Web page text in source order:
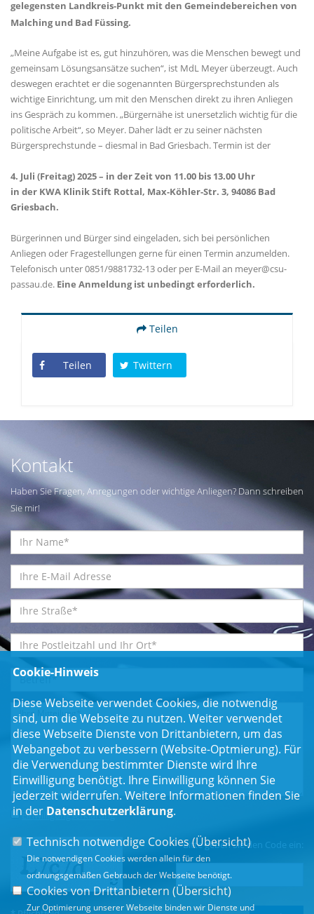
gelegensten Landkreis-Punkt mit den Gemeindebereichen von
Malching und Bad Füssing.
Meine Aufgabe ist es, gut hinzuhören, was die Menschen bewegt und
gemeinsam Lösungsansätze suchen“, ist MdL Meyer überzeugt. Auch
deswegen erachtet er die sogenannten Bürgersprechstunden als
wichtige Einrichtung, um mit den Menschen direkt zu ihren Anliegen
ins Gespräch zu kommen. „Bürgernähe ist unersetzlich wichtig für die
politische Arbeit“, so Meyer. Daher lädt er zu seiner nächsten
Bürgersprechstunde – diesmal in Bad Griesbach. Termin ist der
4. Juli (Freitag) 2025 – in der Zeit von 11.00 bis 13.00 Uhr
in der KWA Klinik Stift Rottal, Max-Köhler-Str. 3, 94086 Bad
Griesbach.
Bürgerinnen und Bürger sind eingeladen, sich bei persönlichen
Anliegen oder Fragestellungen gerne für einen Termin anzumelden.
Telefonisch unter 0851/9881732-13 oder per E-Mail an meyer@csu-
passau.de. Eine Anmeldung ist unbedingt erforderlich.
Teilen
Teilen Twittern
Kontakt
Haben Sie Fragen, Anregungen oder wichtige Anliegen? Dann schreiben
Sie mir!
Einwilligungserklärung*
Bitte geben Sie den Code ein:
Cookie-Hinweis
Diese Webseite verwendet Cookies, die notwendig
sind, um die Webseite zu nutzen. Weiter verwendet
diese Webseite Dienste von Drittanbietern, um das
Webangebot zu verbessern (Website-Optmierung). Für
die Verwendung bestimmter Dienste wird Ihre
Einwilligung benötigt. Ihre Einwilligung können Sie
jederzeit widerrufen. Weitere Informationen finden Sie
in der Datenschutzerklärung.
Technisch notwendige Cookies (Übersicht)
Die notwendigen Cookies werden allein für den
ordnungsgemäßen Gebrauch der Webseite benötigt.
Cookies von Drittanbietern (Übersicht)
Zur Optimierung unserer Webseite binden wir Dienste und